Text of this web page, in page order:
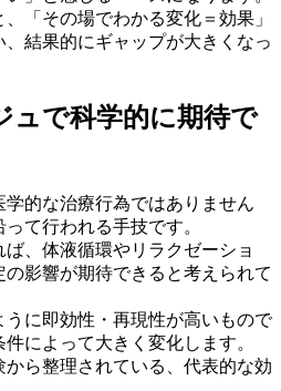
「その場でわかる変化＝効果」
結果的にギャップが大きくなっ
ュで科学的に期待で
学的な治療行為ではありません
て行われる手技です。
、体液循環やリラクゼーショ
影響が期待できると考えられて
に即効性・再現性が高いもので
によって大きく変化します。
ら整理されている、代表的な効